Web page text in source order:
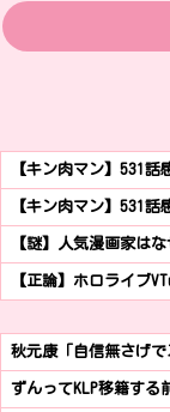
【キン肉マン】531
【キン肉マン】531
【謎】人気漫画家は
【正論】ホロライブ
秋元康「自信無さげ
ずんってKLP移籍する